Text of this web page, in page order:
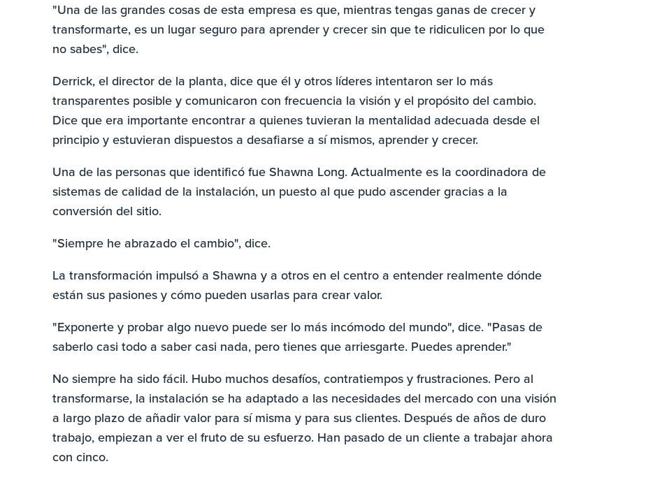
"Una de las grandes cosas de esta empresa es que, mientras tengas ganas de crecer y
transformarte, es un lugar seguro para aprender y crecer sin que te ridiculicen por lo que
no sabes", dice.
Derrick, el director de la planta, dice que él y otros líderes intentaron ser lo más
transparentes posible y comunicaron con frecuencia la visión y el propósito del cambio.
Dice que era importante encontrar a quienes tuvieran la mentalidad adecuada desde el
principio y estuvieran dispuestos a desafiarse a sí mismos, aprender y crecer.
Una de las personas que identificó fue Shawna Long. Actualmente es la coordinadora de
sistemas de calidad de la instalación, un puesto al que pudo ascender gracias a la
conversión del sitio.
"Siempre he abrazado el cambio", dice.
La transformación impulsó a Shawna y a otros en el centro a entender realmente dónde
están sus pasiones y cómo pueden usarlas para crear valor.
"Exponerte y probar algo nuevo puede ser lo más incómodo del mundo", dice. "Pasas de
saberlo casi todo a saber casi nada, pero tienes que arriesgarte. Puedes aprender."
No siempre ha sido fácil. Hubo muchos desafíos, contratiempos y frustraciones. Pero al
transformarse, la instalación se ha adaptado a las necesidades del mercado con una visión
a largo plazo de añadir valor para sí misma y para sus clientes. Después de años de duro
trabajo, empiezan a ver el fruto de su esfuerzo. Han pasado de un cliente a trabajar ahora
con cinco.